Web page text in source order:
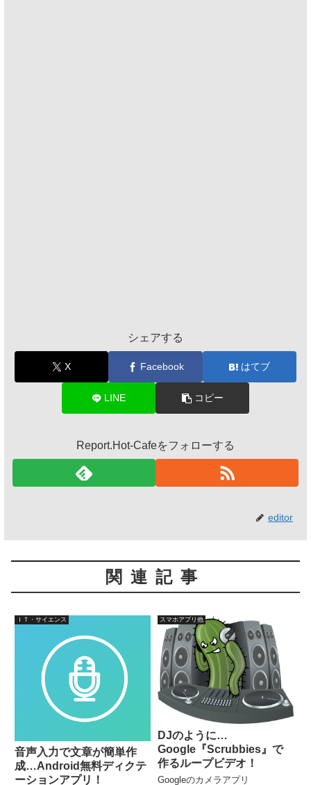
シェアする
X Facebook はてブ
LINE コピー
Report.Hot-Cafeをフォローする
editor
関連記事
ＩＴ・サイエンス
音声入力で文章が簡単作
成…Android無料ディクテ
ーションアプリ！
スマホアプリ他
DJのように…
Google『Scrubbies』で
作るループビデオ！
Googleのカメラアプリ